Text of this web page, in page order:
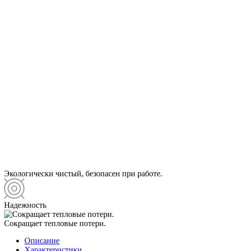
Экологически чистый, безопасен при работе.
Надежность
Cокращает тепловые потери.
Описание